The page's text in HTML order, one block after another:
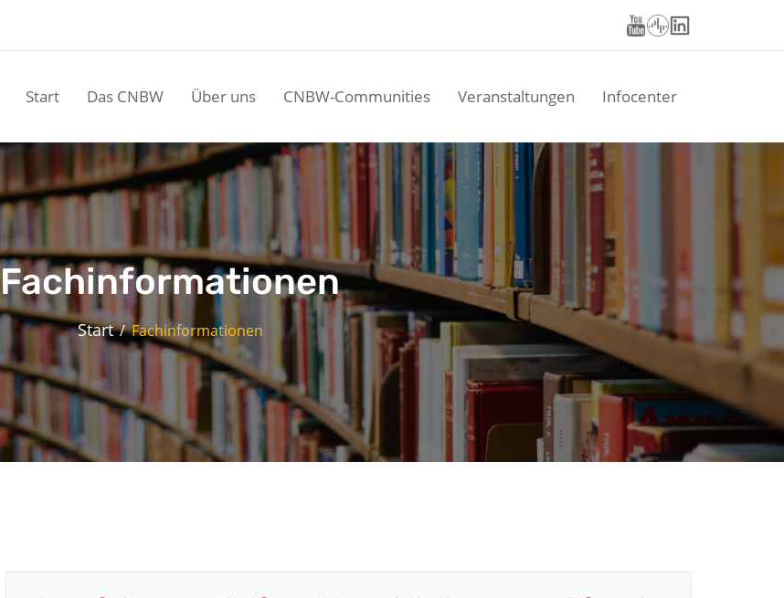
Start Das CNBW Über uns CNBW-Communities Veranstaltungen Infocenter
Fachinformationen
Start Fachinformationen